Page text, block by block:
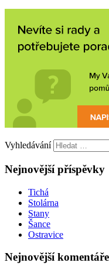
Vyhledávání
Nejnovější příspěvky
Tichá
Stolárna
Stany
Šance
Ostravice
Nejnovější komentáře